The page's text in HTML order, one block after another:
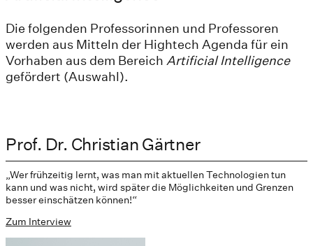
Die folgenden Professorinnen und Professoren
werden aus Mitteln der Hightech Agenda für ein
Vorhaben aus dem Bereich Artificial Intelligence
gefördert (Auswahl).
Prof. Dr. Christian Gärtner
„Wer frühzeitig lernt, was man mit aktuellen Technologien tun
kann und was nicht, wird später die Möglichkeiten und Grenzen
besser einschätzen können!“
Zum Interview